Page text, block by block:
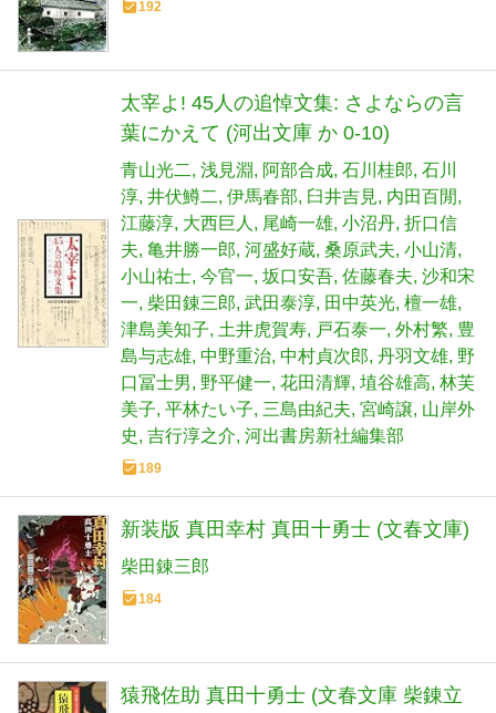
192
太宰よ! 45人の追悼文集: さよならの言
葉にかえて (河出文庫 か 0-10)
青山光二 浅見淵 阿部合成 石川桂郎 石川
淳 井伏鱒二 伊馬春部 臼井吉見 内田百閒
江藤淳 大西巨人 尾崎一雄 小沼丹 折口信
夫 亀井勝一郎 河盛好蔵 桑原武夫 小山清
小山祐士 今官一 坂口安吾 佐藤春夫 沙和宋
一 柴田錬三郎 武田泰淳 田中英光 檀一雄
津島美知子 土井虎賀寿 戸石泰一 外村繁 豊
島与志雄 中野重治 中村貞次郎 丹羽文雄 野
口冨士男
野平健一 花田清輝 埴谷雄高 林芙
美子 平林たい子 三島由紀夫 宮崎譲 山岸外
史 吉行淳之介 河出書房新社編集部
189
新装版 真田幸村 真田十勇士 (文春文庫)
柴田錬三郎
184
猿飛佐助 真田十勇士 (文春文庫 柴錬立